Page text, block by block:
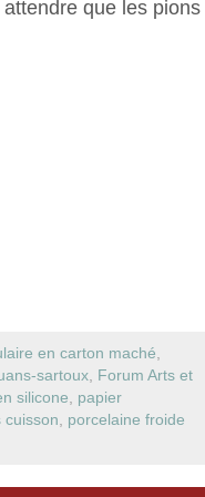
que les pions
en carton maché,
sartoux, Forum Arts et
silicone, papier
cuisson, porcelaine froide